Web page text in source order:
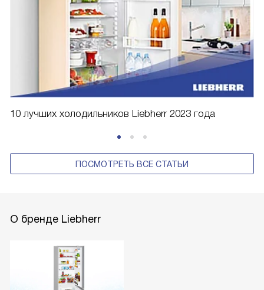
10 лучших холодильников Liebherr 2023 года
ПОСМОТРЕТЬ ВСЕ СТАТЬИ
О бренде Liebherr